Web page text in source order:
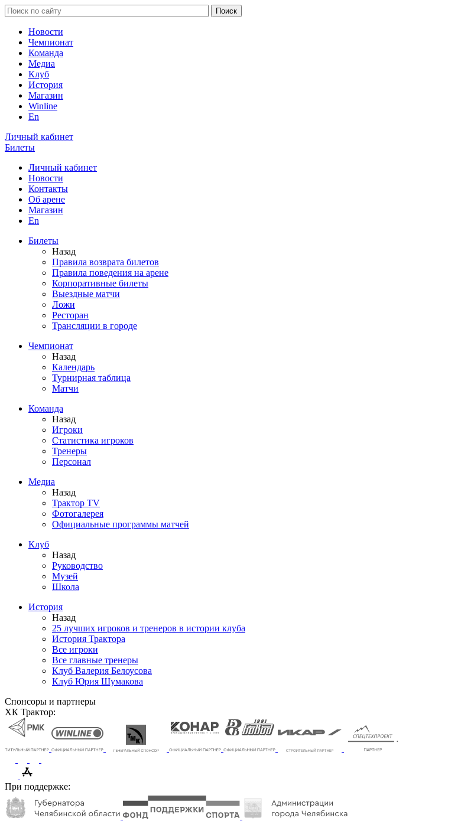
Новости
Чемпионат
Команда
Медиа
Клуб
История
Магазин
Winline
En
Личный кабинет
Билеты
Личный кабинет
Новости
Контакты
Об арене
Магазин
En
Билеты
Назад
Правила возврата билетов
Правила поведения на арене
Корпоративные билеты
Выездные матчи
Ложи
Ресторан
Трансляции в городе
Чемпионат
Назад
Календарь
Турнирная таблица
Матчи
Команда
Назад
Игроки
Статистика игроков
Тренеры
Персонал
Медиа
Назад
Трактор TV
Фотогалерея
Официальные программы матчей
Клуб
Назад
Руководство
Музей
Школа
История
Назад
25 лучших игроков и тренеров в истории клуба
История Трактора
Все игроки
Все главные тренеры
Клуб Валерия Белоусова
Клуб Юрия Шумакова
Спонсоры и партнеры
ХК Трактор:
При поддержке: